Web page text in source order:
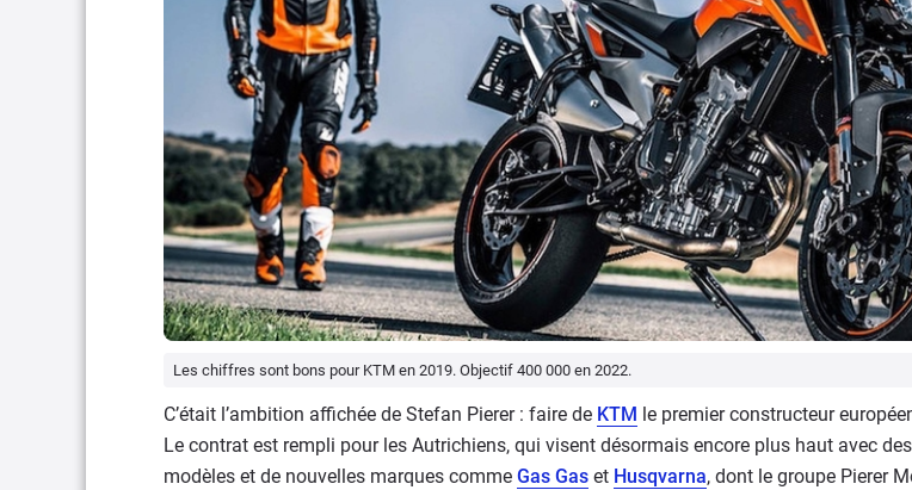
Les chiffres sont bons pour KTM en 2019. Objectif 400 000 en 2022.
C’était l’ambition affichée de Stefan Pierer : faire de KTM le premier constructeur
Le contrat est rempli pour les Autrichiens, qui visent désormais encore plus haut avec
modèles et de nouvelles marques comme Gas Gas et Husqvarna, dont le groupe Pierer